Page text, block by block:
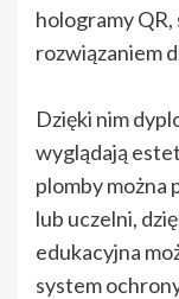
hologramy
rozwiązaniem
Dzięki nim
wyglądają
plomby można
lub uczelni,
edukacyjna
system